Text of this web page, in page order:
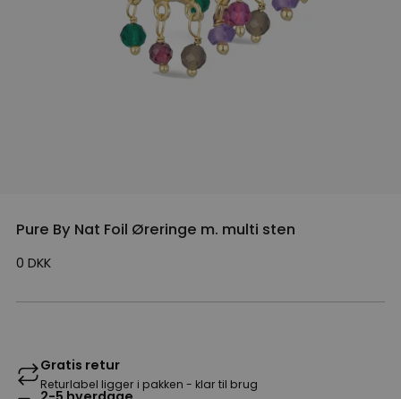
Pure By Nat Foil Øreringe m. multi sten
0 DKK
Gratis retur
Returlabel ligger i pakken - klar til brug